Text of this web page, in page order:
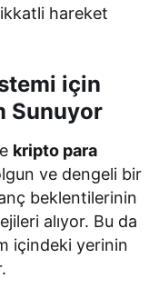
hareket
için
Sunuyor
kripto para
ve dengeli bir
beklentilerinin
alıyor. Bu da
içindeki yerinin